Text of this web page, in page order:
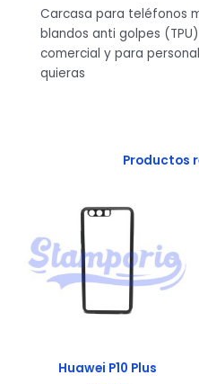
Carcasa para teléfonos
blandos anti golpes
comercial y para
quieras
Productos
Huawei P10 Plus
Plus
cantidad